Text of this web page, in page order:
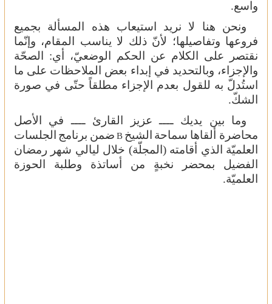
واسع.
ونحن هنا لا نريد استيعاب هذه المسألة بجميع
فروعها وتفاصيلها؛ لأنّ ذلك لا يناسب المقام، وإنّما
نقتصر على الكلام عن الحكم الوضعيّ، أي: الصحّة
والإجزاء، وبالتحديد في إبداء بعض الملاحظات على ما
استُدلّ به للقول بعدم الإجزاء مطلقاً حتّى في صورة
الشكّ.
وما بين يديك ــــ عزيز القارئ ــــ في الأصل
محاضرة ألقاها سماحة الشيخ B ضمن برنامج الجلسات
العلميّة الذي أقامته (المجلّة) خلال ليالي شهر رمضان
الفضيل بمحضر نخبةٍ من أساتذة وطلبة الحوزة
العلميّة.